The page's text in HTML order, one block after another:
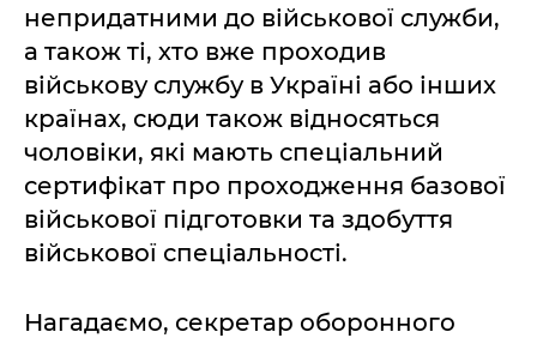
непридатними до військової служби,
а також ті, хто вже проходив
військову службу в Україні або інших
країнах, сюди також відносяться
чоловіки, які мають спеціальний
сертифікат про проходження базової
військової підготовки та здобуття
військової спеціальності.
Нагадаємо, секретар оборонного